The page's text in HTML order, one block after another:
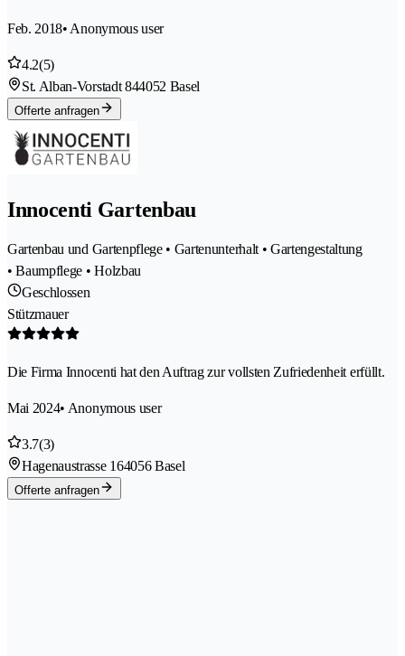
Feb. 2018• Anonymous user
4.2(5)
St. Alban-Vorstadt 844052 Basel
Offerte anfragen
Innocenti Gartenbau
Gartenbau und Gartenpflege • Gartenunterhalt • Gartengestaltung
• Baumpflege • Holzbau
Geschlossen
Stützmauer
Die Firma Innocenti hat den Auftrag zur vollsten Zufriedenheit erfüllt.
Mai 2024• Anonymous user
3.7(3)
Hagenaustrasse 164056 Basel
Offerte anfragen